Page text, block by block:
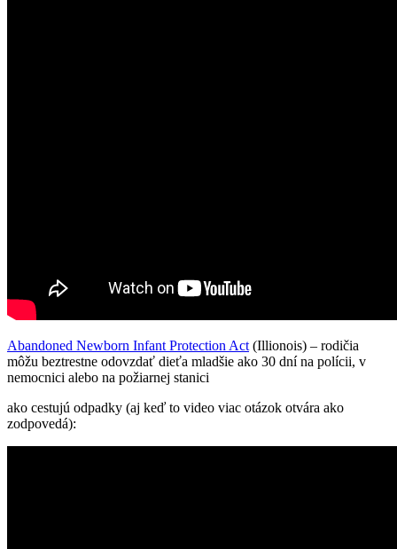
Abandoned Newborn Infant Protection Act(Illionois) – rodičia
môžu beztrestne odovzdať dieťa mladšie ako 30 dní na polícii, v
nemocnici alebo na požiarnej stanici
ako cestujú odpadky (aj keď to video viac otázok otvára ako
zodpovedá):